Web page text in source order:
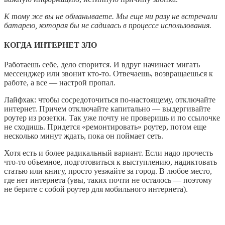
К тому же вы не обманываете. Мы еще ни разу не встречали
батарею, которая бы не садилась в процессе использования.
КОГДА ИНТЕРНЕТ ЗЛО
Работаешь себе, дело спорится. И вдруг начинает мигать
мессенджер или звонит кто-то. Отвечаешь, возвращаешься к
работе, а все — настрой пропал.
Лайфхак: чтобы сосредоточиться по-настоящему, отключайте
интернет. Причем отключайте капитально — выдергивайте
роутер из розетки. Так уже почту не проверишь и по ссылочке
не сходишь. Придется «ремонтировать» роутер, потом еще
несколько минут ждать, пока он поймает сеть.
Хотя есть и более радикальный вариант. Если надо прочесть
что-то объемное, подготовиться к выступлению, надиктовать
статью или книгу, просто уезжайте за город. В любое место,
где нет интернета (увы, таких почти не осталось — поэтому
не берите с собой роутер для мобильного интернета).